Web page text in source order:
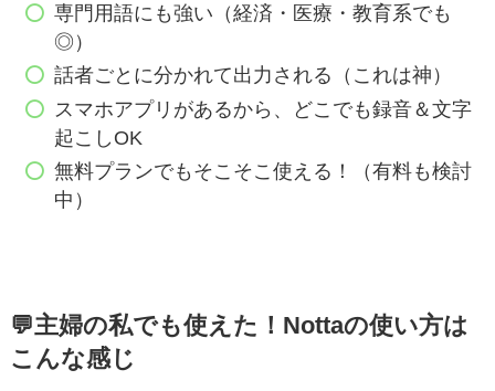
専門用語にも強い（経済・医療・教育系でも
◎）
話者ごとに分かれて出力される（これは神）
スマホアプリがあるから、どこでも録音＆文字
起こしOK
無料プランでもそこそこ使える！（有料も検討
中）
💬主婦の私でも使えた！Nottaの使い方は
こんな感じ